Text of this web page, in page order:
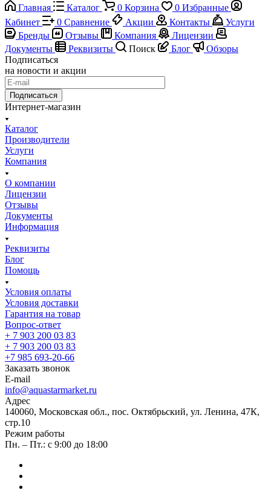
Главная
Каталог 0 Корзина 0 Избранные
Кабинет
0 Сравнение Акции Контакты
Услуги
Бренды
Отзывы Компания
Лицензии
Документы
Реквизиты Поиск Блог
Обзоры
Подписаться
на новости и акции
Подписаться
Интернет-магазин
Каталог
Производители
Услуги
Компания
О компании
Лицензии
Отзывы
Документы
Информация
Реквизиты
Блог
Помощь
Условия оплаты
Условия доставки
Гарантия на товар
Вопрос-ответ
+ 7 903 200 03 83
+ 7 903 200 03 83
+7 985 693-20-66
Заказать звонок
E-mail
info@aquastarmarket.ru
Адрес
140060, Московская обл., пос. Октябрьский, ул. Ленина, 47К,
стр.10
Режим работы
Пн. – Пт.: с 9:00 до 18:00